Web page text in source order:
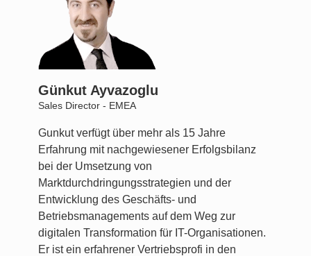
Günkut Ayvazoglu
Sales Director - EMEA
Gunkut verfügt über mehr als 15 Jahre
Erfahrung mit nachgewiesener Erfolgsbilanz
bei der Umsetzung von
Marktdurchdringungsstrategien und der
Entwicklung des Geschäfts- und
Betriebsmanagements auf dem Weg zur
digitalen Transformation für IT-Organisationen.
Er ist ein erfahrener Vertriebsprofi in den